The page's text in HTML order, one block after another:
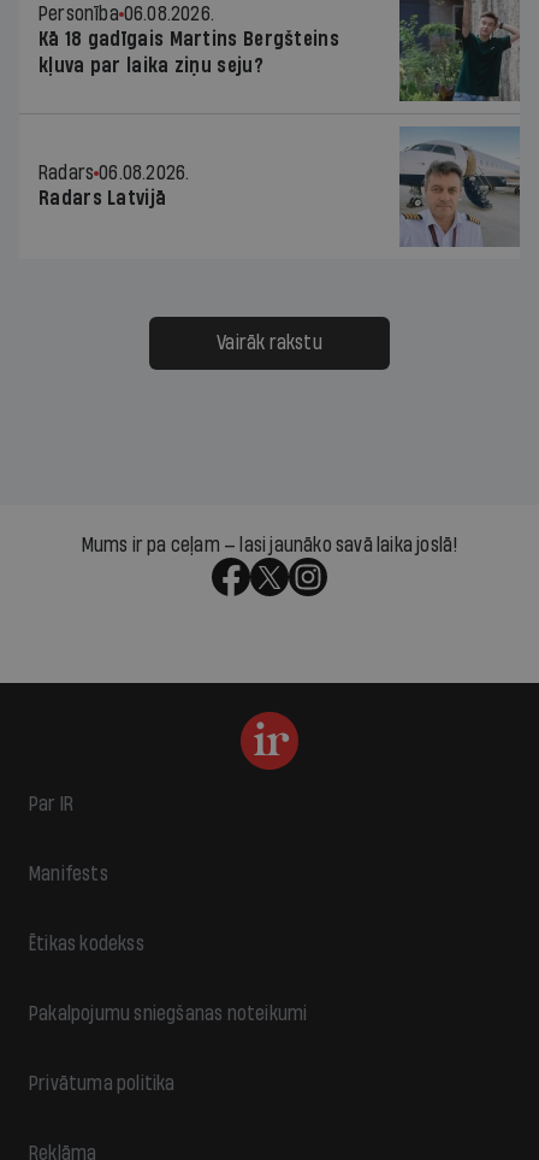
Personība 06.08.2026.
Kā 18 gadīgais Martins Bergšteins
kļuva par laika ziņu seju?
Radars 06.08.2026.
Radars Latvijā
Vairāk rakstu
Mums ir pa ceļam — lasi jaunāko savā laika joslā!
Par IR
Manifests
Ētikas kodekss
Pakalpojumu sniegšanas noteikumi
Privātuma politika
Reklāma